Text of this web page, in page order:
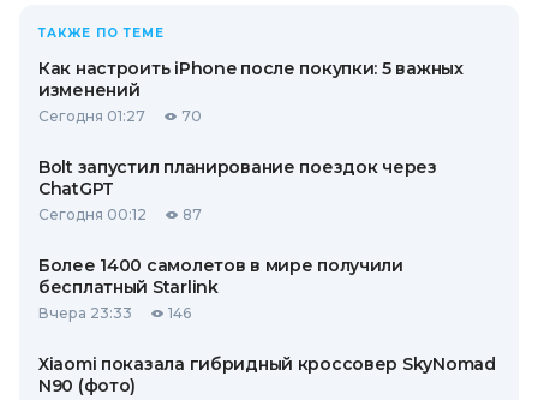
ТАКЖЕ ПО ТЕМЕ
Как настроить iPhone после покупки: 5 важных
изменений
Сегодня 01:27 70
Bolt запустил планирование поездок через
ChatGPT
Сегодня 00:12 87
Более 1400 самолетов в мире получили
бесплатный Starlink
Вчера 23:33 146
Xiaomi показала гибридный кроссовер SkyNomad
N90 (фото)